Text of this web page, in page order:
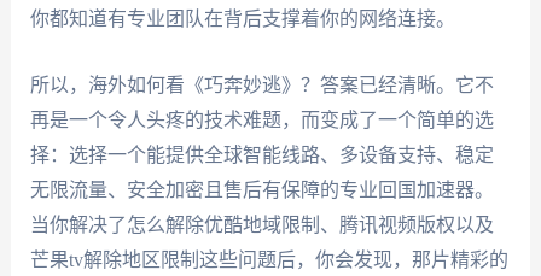
你都知道有专业团队在背后支撑着你的网络连接。
所以，海外如何看《巧奔妙逃》？答案已经清晰。它不
再是一个令人头疼的技术难题，而变成了一个简单的选
择：选择一个能提供全球智能线路、多设备支持、稳定
无限流量、安全加密且售后有保障的专业回国加速器。
当你解决了怎么解除优酷地域限制、腾讯视频版权以及
芒果tv解除地区限制这些问题后，你会发现，那片精彩的